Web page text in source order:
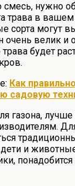
смесь, нужно
трава в
сорта могут
очень велик и
будет
Как
садовую
газона,
и